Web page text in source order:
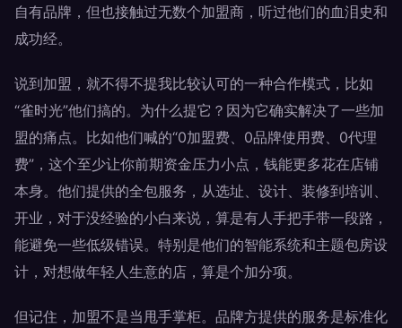
自有品牌，但也接触过无数个加盟商，听过他们的血泪史和
成功经。
说到加盟，就不得不提我比较认可的一种合作模式，比如
“雀时光”他们搞的。为什么提它？因为它确实解决了一些加
盟的痛点。比如他们喊的“0加盟费、0品牌使用费、0代理
费”，这个至少让你前期资金压力小点，钱能更多花在店铺
本身。他们提供的全包服务，从选址、设计、装修到培训、
开业，对于没经验的小白来说，算是有人手把手带一段路，
能避免一些低级错误。特别是他们的智能系统和主题包房设
计，对想做年轻人生意的店，算是个加分项。
但记住，加盟不是当甩手掌柜。品牌方提供的服务是标准化